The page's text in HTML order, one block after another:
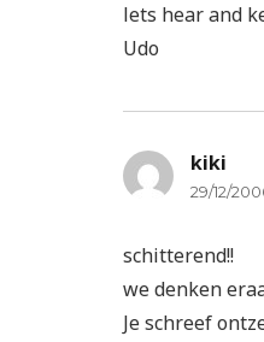
lets hear and
Udo
kiki
29/12/
schitterend!!
we denken
Je schreef